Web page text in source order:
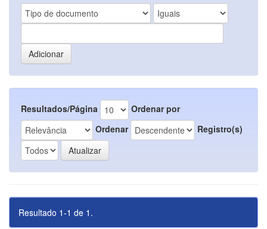
Resultados/Página
Ordenar por
Ordenar
Registro(s)
Resultado 1-1 de 1.